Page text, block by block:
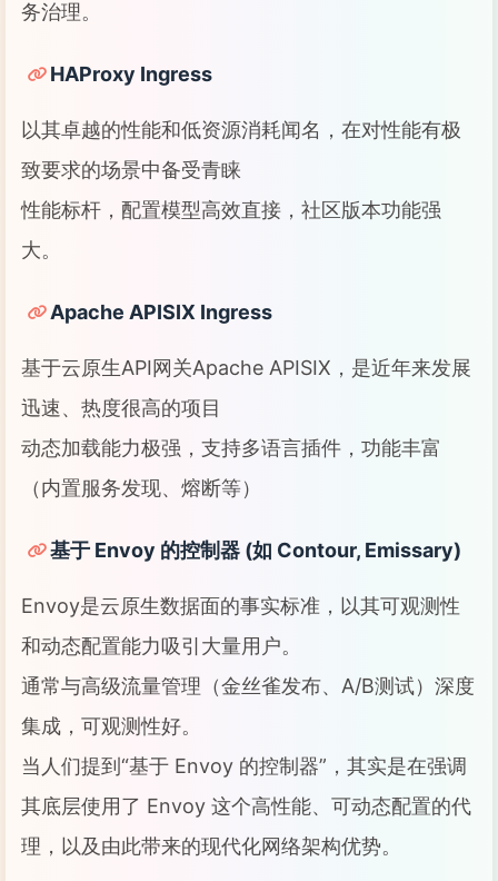
务治理。
HAProxy Ingress
以其卓越的性能和低资源消耗闻名，在对性能有极
致要求的场景中备受青睐
性能标杆，配置模型高效直接，社区版本功能强
大。
Apache APISIX Ingress
基于云原生API网关Apache APISIX，是近年来发展
迅速、热度很高的项目
动态加载能力极强，支持多语言插件，功能丰富
（内置服务发现、熔断等）
基于 Envoy 的控制器 (如 Contour, Emissary)
Envoy是云原生数据面的事实标准，以其可观测性
和动态配置能力吸引大量用户。
通常与高级流量管理（金丝雀发布、A/B测试）深度
集成，可观测性好。
当人们提到“基于 Envoy 的控制器”，其实是在强调
其底层使用了 Envoy 这个高性能、可动态配置的代
理，以及由此带来的现代化网络架构优势。